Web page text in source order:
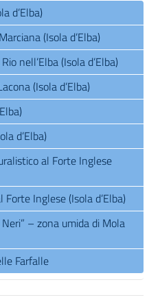
d’Elba)
(Isola d’Elba)
nell’Elba (Isola d’Elba)
(Isola d’Elba)
d’Elba)
al Forte Inglese
Inglese (Isola d’Elba)
– zona umida di Mola
Farfalle